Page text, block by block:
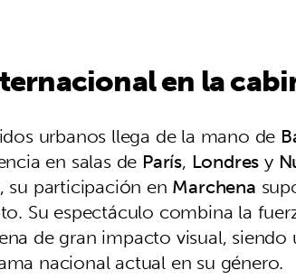
en la
urbanos llega de la mano de
en salas de París, Londresy
, su participación en Marchena
Su espectáculo combina la
de gran impacto visual, siendo
nacional actual en su género.